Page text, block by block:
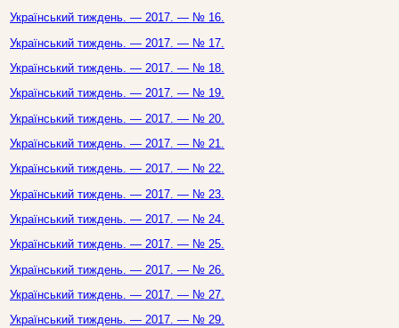
Український тиждень. — 2017. — № 16.
Український тиждень. — 2017. — № 17.
Український тиждень. — 2017. — № 18.
Український тиждень. — 2017. — № 19.
Український тиждень. — 2017. — № 20.
Український тиждень. — 2017. — № 21.
Український тиждень. — 2017. — № 22.
Український тиждень. — 2017. — № 23.
Український тиждень. — 2017. — № 24.
Український тиждень. — 2017. — № 25.
Український тиждень. — 2017. — № 26.
Український тиждень. — 2017. — № 27.
Український тиждень. — 2017. — № 29.